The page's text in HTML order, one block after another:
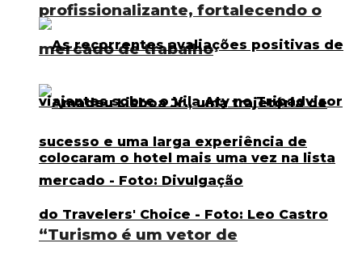
profissionalizante, fortalecendo o
mercado de trabalho
“Turismo é um vetor de